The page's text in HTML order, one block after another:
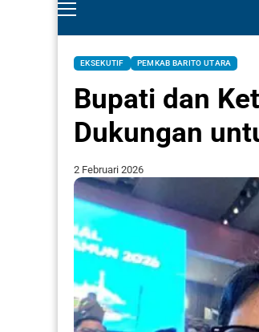
EKSEKUTIF PEMKAB BARITO UTARA
Bupati dan
Dukungan
2 Februari 2026